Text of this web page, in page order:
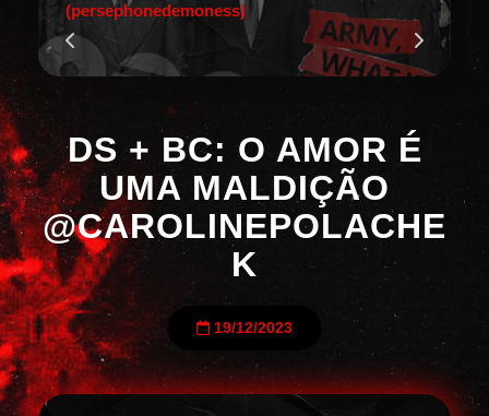
(persephonedemoness)
DS + BC: O AMOR É
UMA MALDIÇÃO
@CAROLINEPOLACHE
K
19/12/2023